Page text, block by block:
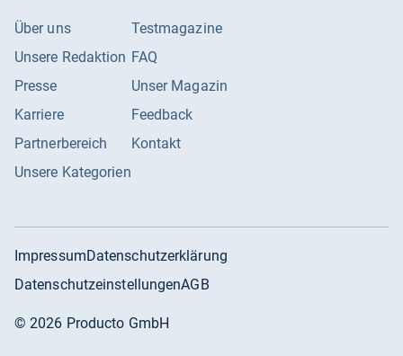
Über uns
Unsere Redaktion
Presse
Karriere
Partnerbereich
Unsere Kategorien
Testmagazine
FAQ
Unser Magazin
Feedback
Kontakt
ImpressumDatenschutzerklärung
DatenschutzeinstellungenAGB
©2026 Producto GmbH